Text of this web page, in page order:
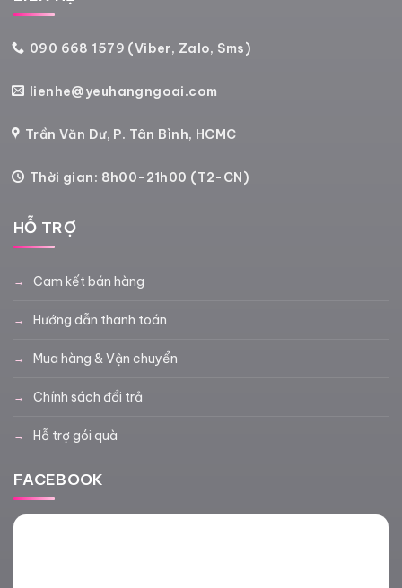
090 668 1579 (Viber, Zalo, Sms)
lienhe@yeuhangngoai.com
Trần Văn Dư, P. Tân Bình, HCMC
Thời gian: 8h00-21h00 (T2-CN)
HỖ TRỢ
Cam kết bán hàng
Hướng dẫn thanh toán
Mua hàng & Vận chuyển
Chính sách đổi trả
Hỗ trợ gói quà
FACEBOOK